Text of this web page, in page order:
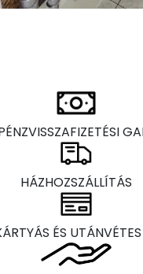
HÁZHOZSZÁLLÍTÁS
ÉS